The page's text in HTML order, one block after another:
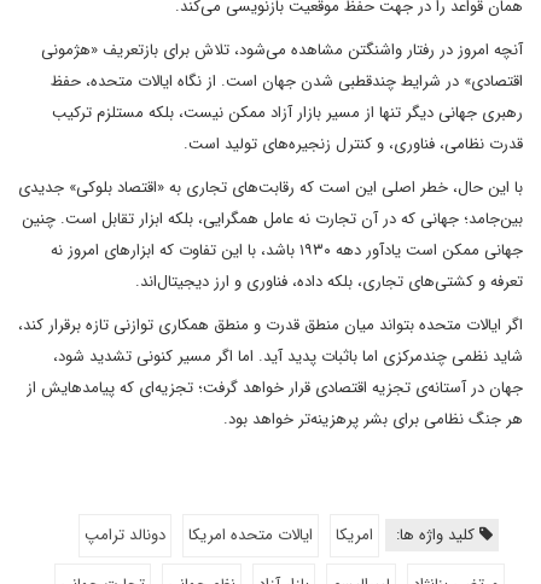
همان قواعد را در جهت حفظ موقعیت بازنویسی می‌کند.
آنچه امروز در رفتار واشنگتن مشاهده می‌شود، تلاش برای بازتعریف «هژمونی
اقتصادی» در شرایط چندقطبی شدن جهان است. از نگاه ایالات متحده، حفظ
رهبری جهانی دیگر تنها از مسیر بازار آزاد ممکن نیست، بلکه مستلزم ترکیب
قدرت نظامی، فناوری، و کنترل زنجیره‌های تولید است.
با این حال، خطر اصلی این است که رقابت‌های تجاری به «اقتصاد بلوکی» جدیدی
بین‌جامد؛ جهانی که در آن تجارت نه عامل همگرایی، بلکه ابزار تقابل است. چنین
جهانی ممکن است یادآور دهه ۱۹۳۰ باشد، با این تفاوت که ابزارهای امروز نه
تعرفه و کشتی‌های تجاری، بلکه داده، فناوری و ارز دیجیتال‌اند.
اگر ایالات متحده بتواند میان منطق قدرت و منطق همکاری توازنی تازه برقرار کند،
شاید نظمی چندمرکزی اما باثبات پدید آید. اما اگر مسیر کنونی تشدید شود،
جهان در آستانه‌ی تجزیه اقتصادی قرار خواهد گرفت؛ تجزیه‌ای که پیامدهایش از
هر جنگ نظامی برای بشر پرهزینه‌تر خواهد بود.
کلید واژه ها: امریکا ایالات متحده امریکا
دونالد ترامپ